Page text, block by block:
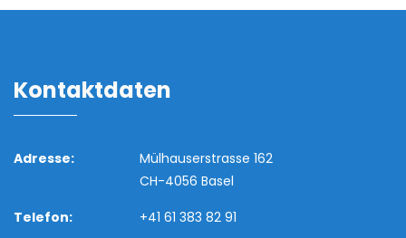
Kontaktdaten
Adresse:
Mülhauserstrasse 162
CH-4056 Basel
Telefon:
+41 61 383 82 91